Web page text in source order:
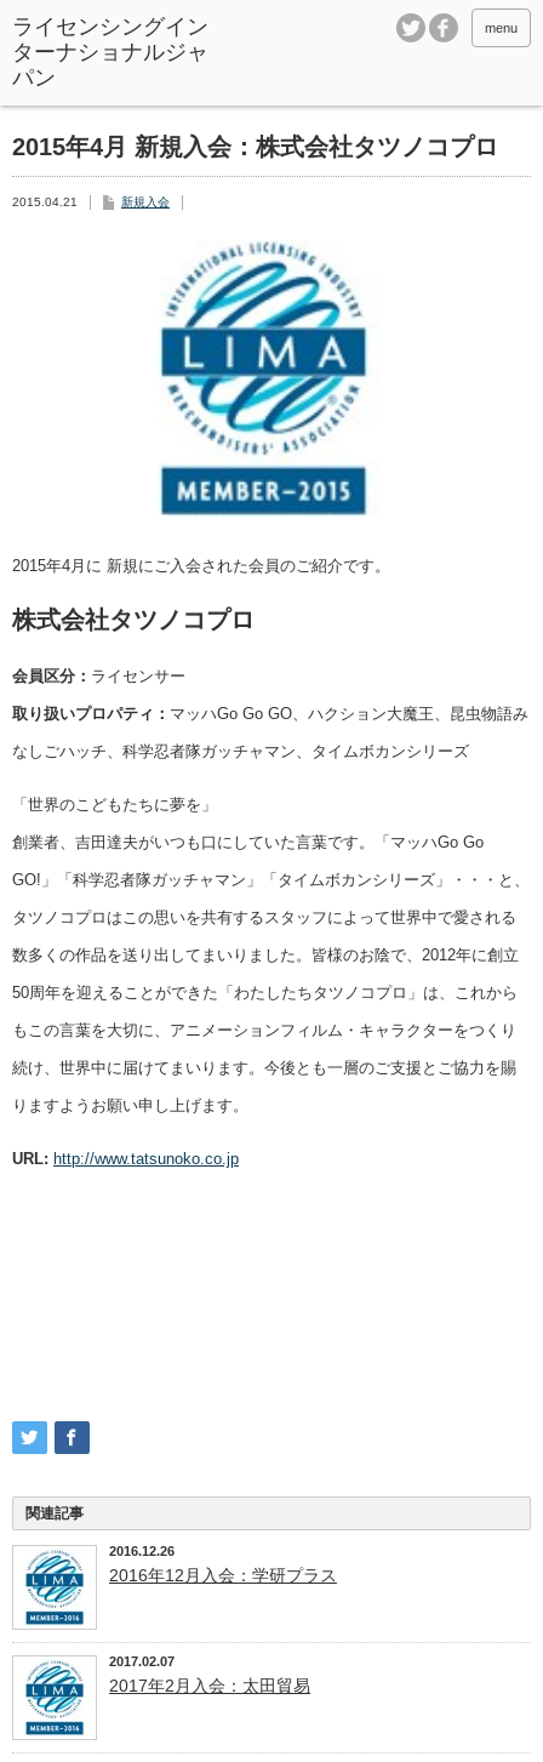
ライセンシングイン
ターナショナルジャ
パン
menu
2015年4月 新規入会：株式会社タツノコプロ
2015.04.21 新規入会
2015年4月に 新規にご入会された会員のご紹介です。
株式会社タツノコプロ
会員区分： ライセンサー
取り扱いプロパティ： マッハGo Go GO、ハクション大魔王、昆虫物語み
なしごハッチ、科学忍者隊ガッチャマン、タイムボカンシリーズ
「世界のこどもたちに夢を」
創業者、吉田達夫がいつも口にしていた言葉です。「マッハGo Go
GO!」「科学忍者隊ガッチャマン」「タイムボカンシリーズ」・・・と、
タツノコプロはこの思いを共有するスタッフによって世界中で愛される
数多くの作品を送り出してまいりました。皆様のお陰で、2012年に創立
50周年を迎えることができた「わたしたちタツノコプロ」は、これから
もこの言葉を大切に、アニメーションフィルム・キャラクターをつくり
続け、世界中に届けてまいります。今後とも一層のご支援とご協力を賜
りますようお願い申し上げます。
URL: http://www.tatsunoko.co.jp
関連記事
2016.12.26
2016年12月入会：学研プラス
2017.02.07
2017年2月入会：太田貿易